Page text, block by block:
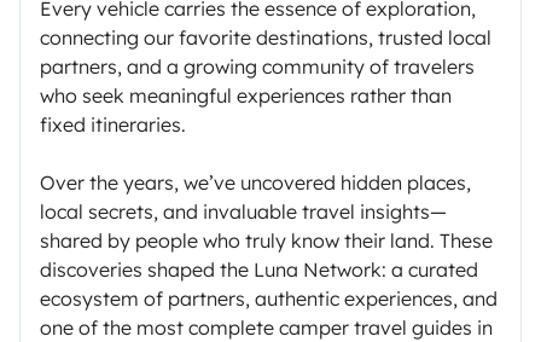
Every vehicle carries the essence of exploration,
connecting our favorite destinations, trusted local
partners, and a growing community of travelers
who seek meaningful experiences rather than
fixed itineraries.
Over the years, we’ve uncovered hidden places,
local secrets, and invaluable travel insights—
shared by people who truly know their land. These
discoveries shaped the Luna Network: a curated
ecosystem of partners, authentic experiences, and
one of the most complete camper travel guides in